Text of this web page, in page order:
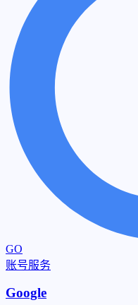
GO
账号服务
Google